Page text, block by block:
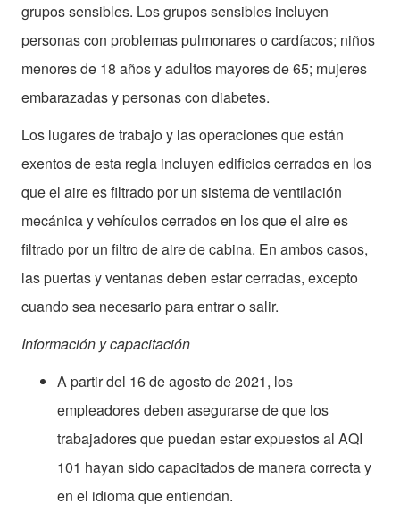
grupos sensibles. Los grupos sensibles incluyen
personas con problemas pulmonares o cardíacos; niños
menores de 18 años y adultos mayores de 65; mujeres
embarazadas y personas con diabetes.
Los lugares de trabajo y las operaciones que están
exentos de esta regla incluyen edificios cerrados en los
que el aire es filtrado por un sistema de ventilación
mecánica y vehículos cerrados en los que el aire es
filtrado por un filtro de aire de cabina. En ambos casos,
las puertas y ventanas deben estar cerradas, excepto
cuando sea necesario para entrar o salir.
Información y capacitación
A partir del 16 de agosto de 2021, los
empleadores deben asegurarse de que los
trabajadores que puedan estar expuestos al AQI
101 hayan sido capacitados de manera correcta y
en el idioma que entiendan.